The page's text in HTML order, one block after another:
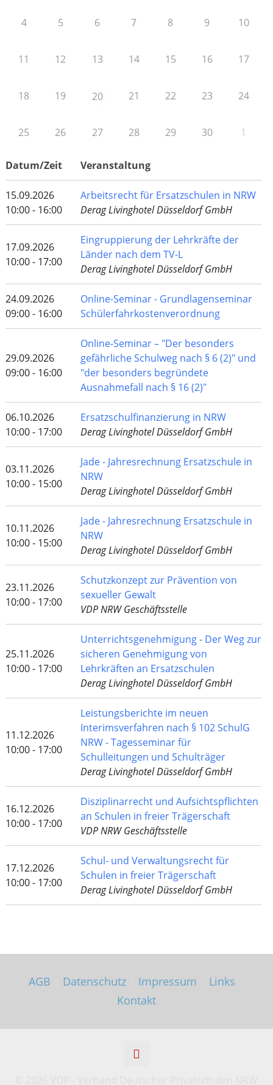
4 5 6 7 8 9 10
11 12 13 14 15 16 17
18 19 20 21 22 23 24
25 26 27 28 29 30 1
Datum/Zeit Veranstaltung
15.09.2026
10:00 - 16:00
Arbeitsrecht für Ersatzschulen in NRW
Derag Livinghotel Düsseldorf GmbH
17.09.2026
10:00 - 17:00
Eingruppierung der Lehrkräfte der
Länder nach dem TV-L
Derag Livinghotel Düsseldorf GmbH
24.09.2026
09:00 - 16:00
Online-Seminar - Grundlagenseminar
Schülerfahrkostenverordnung
29.09.2026
09:00 - 16:00
Online-Seminar – "Der besonders
gefährliche Schulweg nach § 6 (2)" und
"der besonders begründete
Ausnahmefall nach § 16 (2)"
06.10.2026
10:00 - 17:00
Ersatzschulfinanzierung in NRW
Derag Livinghotel Düsseldorf GmbH
03.11.2026
10:00 - 15:00
Jade - Jahresrechnung Ersatzschule in
NRW
Derag Livinghotel Düsseldorf GmbH
10.11.2026
10:00 - 15:00
Jade - Jahresrechnung Ersatzschule in
NRW
Derag Livinghotel Düsseldorf GmbH
23.11.2026
10:00 - 17:00
Schutzkonzept zur Prävention von
sexueller Gewalt
VDP NRW Geschäftsstelle
25.11.2026
10:00 - 17:00
Unterrichtsgenehmigung - Der Weg zur
sicheren Genehmigung von
Lehrkräften an Ersatzschulen
Derag Livinghotel Düsseldorf GmbH
11.12.2026
10:00 - 17:00
Leistungsberichte im neuen
Interimsverfahren nach § 102 SchulG
NRW - Tagesseminar für
Schulleitungen und Schulträger
Derag Livinghotel Düsseldorf GmbH
16.12.2026
10:00 - 17:00
Disziplinarrecht und Aufsichtspflichten
an Schulen in freier Trägerschaft
VDP NRW Geschäftsstelle
17.12.2026
10:00 - 17:00
Schul- und Verwaltungsrecht für
Schulen in freier Trägerschaft
Derag Livinghotel Düsseldorf GmbH
AGB Datenschutz Impressum Links
Kontakt